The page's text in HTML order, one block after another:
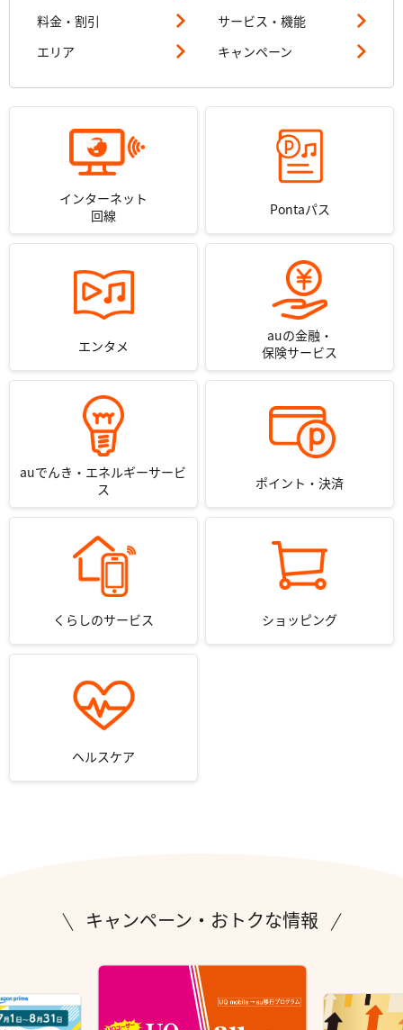
料金・割引
サービス・機能
エリア
キャンペーン
インターネット
回線
Pontaパス
エンタメ
auの金融・
保険サービス
auでんき・エネルギーサービ
ス
ポイント・決済
くらしのサービス ショッピング
ヘルスケア
キャンペーン・おトクな情報